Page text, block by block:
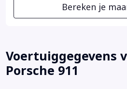
Bereken je
Voertuiggegevens
Porsche 911